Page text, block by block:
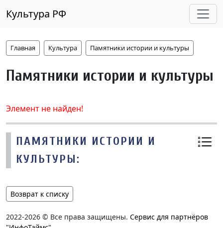
Культура РФ
Главная Культура Памятники истории и культуры
Памятники истории и культуры
Элемент не найден!
ПАМЯТНИКИ ИСТОРИИ И
КУЛЬТУРЫ:
Возврат к списку
2022-2026 © Все права защищены. Сервис для партнёров